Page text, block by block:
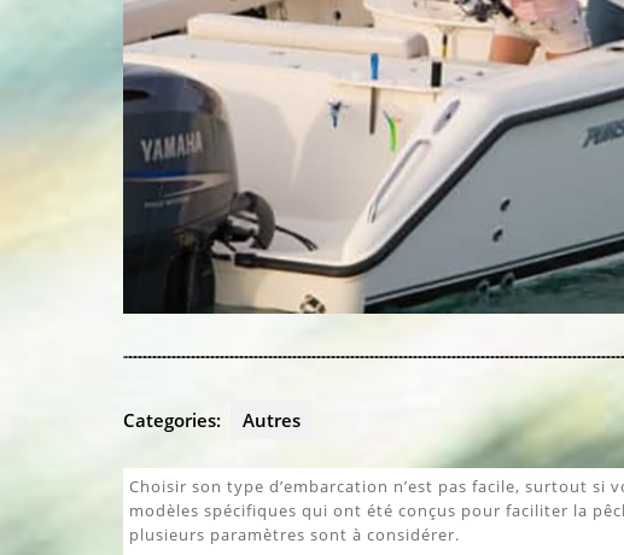
Categories: Autres
Choisir son type d’embarcation n’est pas facile, surtout si
modèles spécifiques qui ont été conçus pour faciliter la
plusieurs paramètres sont à considérer.